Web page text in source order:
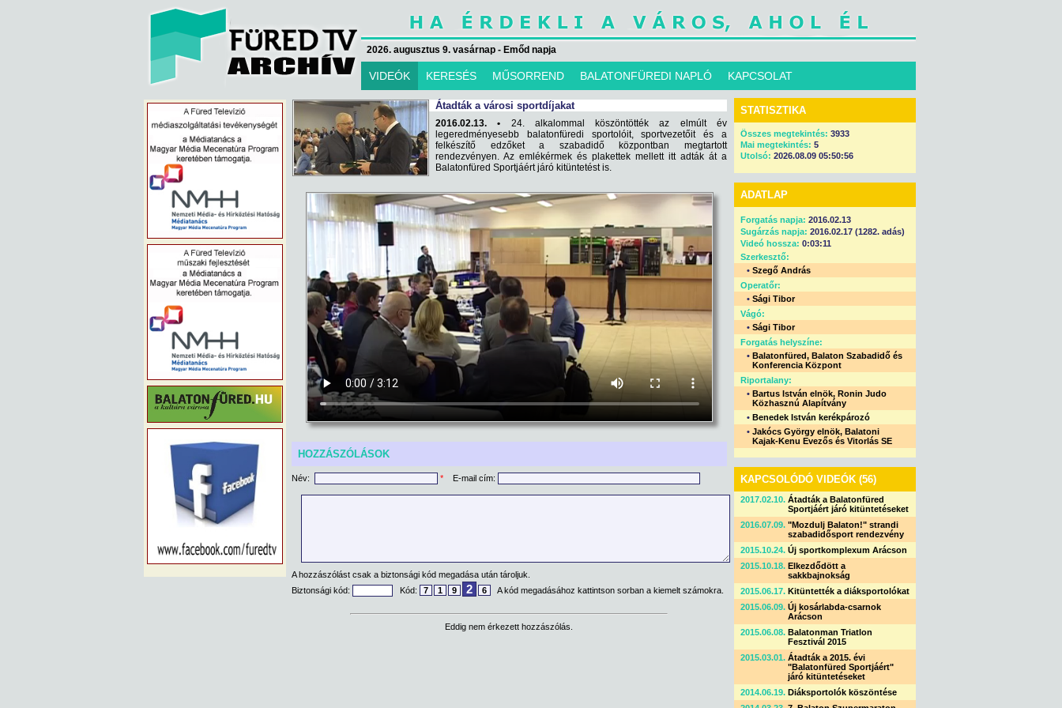
2026. augusztus 9. vasárnap - Emőd napja
VIDEÓK KERESÉS MŰSORREND BALATONFÜREDI NAPLÓ KAPCSOLAT
Átadták a városi sportdíjakat
2016.02.13. • 24. alkalommal köszöntötték az elmúlt év
legeredményesebb balatonfüredi sportolóit, sportvezetőit és a
felkészítő edzőket a szabadidő központban megtartott
rendezvényen. Az emlékérmek és plakettek mellett itt adták át a
Balatonfüred Sportjáért járó kitüntetést is.
HOZZÁSZÓLÁSOK
Név: * E-mail cím:
A hozzászólást csak a biztonsági kód megadása után tároljuk.
Biztonsági kód:
Kód: 7 1 9 2 6 A kód megadásához kattintson sorban a kiemelt számokra.
Eddig nem érkezett hozzászólás.
STATISZTIKA
Összes megtekintés: 3933
Mai megtekintés: 5
Utolsó: 2026.08.09 05:50:56
ADATLAP
Forgatás napja: 2016.02.13
Sugárzás napja: 2016.02.17 (1282. adás)
Videó hossza: 0:03:11
Szerkesztő:
• Szegő András
Operatőr:
• Sági Tibor
Vágó:
• Sági Tibor
Forgatás helyszíne:
• Balatonfüred, Balaton Szabadidő és
Konferencia Központ
Riportalany:
• Bartus István elnök, Ronin Judo
Közhasznú Alapítvány
• Benedek István kerékpározó
• Jakócs György elnök, Balatoni
Kajak-Kenu Evezős és Vitorlás SE
KAPCSOLÓDÓ VIDEÓK (56)
2017.02.10. Átadták a Balatonfüred
Sportjáért járó kitüntetéseket
2016.07.09. "Mozdulj Balaton!" strandi
szabadidősport rendezvény
2015.10.24. Új sportkomplexum Arácson
2015.10.18. Elkezdődött a
sakkbajnokság
2015.06.17. Kitüntették a diáksportolókat
2015.06.09. Új kosárlabda-csarnok
Arácson
2015.06.08. Balatonman Triatlon
Fesztivál 2015
2015.03.01. Átadták a 2015. évi
"Balatonfüred Sportjáért"
járó kitüntetéseket
2014.06.19. Diáksportolók köszöntése